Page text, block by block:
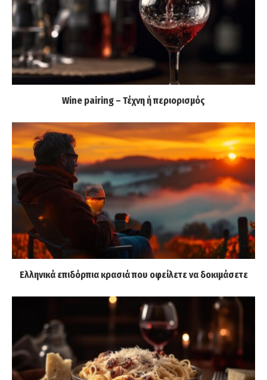
Wine pairing – Τέχνη ή περιορισμός
Ελληνικά επιδόρπια κρασιά που οφείλετε να δοκιμάσετε